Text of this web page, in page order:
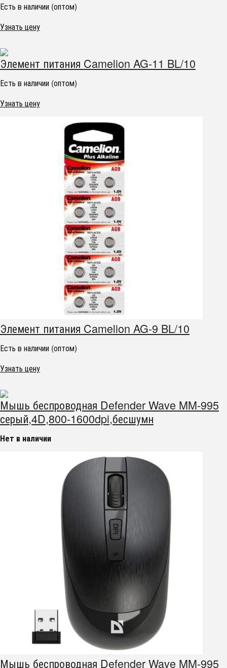
Есть в наличии (оптом)
Узнать цену
Элемент питания Camelion AG-11 BL/10
Есть в наличии (оптом)
Узнать цену
Элемент питания Camelion AG-9 BL/10
Есть в наличии (оптом)
Узнать цену
Мышь беспроводная Defender Wave MM-995
серый,4D,800-1600dpi,бесшумн
Нет в наличии
Мышь беспроводная Defender Wave MM-995